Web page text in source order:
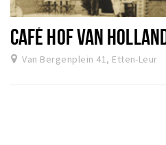
CAFÉ HOF VAN
Van Bergenplein 41, Etten-Leur